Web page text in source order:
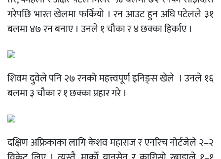
गरेपछि भारत खेलमा फर्कियो । रन आउट हुन अघि पटेलले ३१
बलमा ४७ रन बनाए । उनले १ चौका र ४ छक्का हिर्काए ।
शिवम दुवेले पनि २७ रनको महत्त्वपूर्ण इनिङ्स खेले । उनले १६
बलमा ३ चौका र १ छक्का प्रहार गरे ।
दक्षिण अफ्रिकाका लागि केशव महाराज र एनरिच नोर्टजेले २–२